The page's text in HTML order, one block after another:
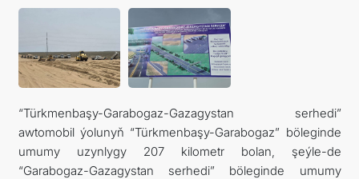
“Türkmenbaşy-Garabogaz-Gazagystan serhedi”
awtomobil ýolunyň “Türkmenbaşy-Garabogaz” böleginde
umumy uzynlygy 207 kilometr bolan, şeýle-de
“Garabogaz-Gazagystan serhedi” böleginde umumy